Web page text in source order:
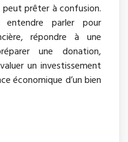
peut prêter à confusion.
parler pour
répondre à une
une donation,
un investissement
économique d’un bien